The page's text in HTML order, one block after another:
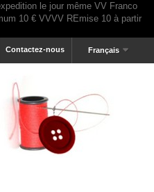
Français
Contactez-nous